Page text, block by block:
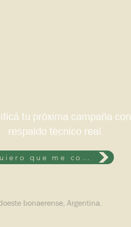
tu próxima campaña con
respaldo técnico real.
Quiero que me contacten
bonaerense, Argentina.